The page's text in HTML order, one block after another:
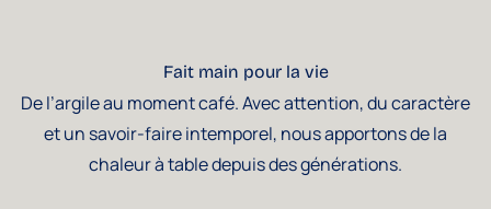
Fait main pour la vie
De l’argile au moment café. Avec attention, du caractère
et un savoir-faire intemporel, nous apportons de la
chaleur à table depuis des générations.